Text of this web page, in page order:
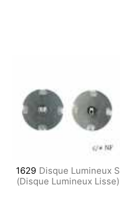
1629 Disque Lumineux S
(Disque Lumineux Lisse)